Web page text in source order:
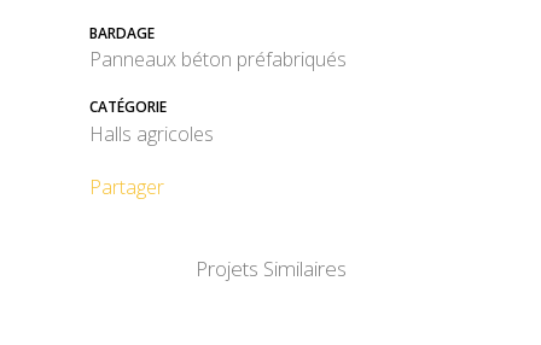
BARDAGE
Panneaux béton préfabriqués
CATÉGORIE
Halls agricoles
Partager
Projets Similaires